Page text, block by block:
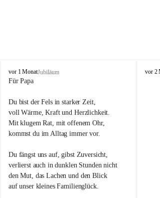
O
s
i
vor 1 MonatJubiläum
Für Papa
Du bist der Fels in starker Zeit,
voll Wärme, Kraft und Herzlichkeit.
Mit klugem Rat, mit offenem Ohr,
kommst du im Alltag immer vor.
Du fängst uns auf, gibst Zuversicht,
verlierst auch in dunklen Stunden nicht
den Mut, das Lachen und den Blick
auf unser kleines Familienglück.
O
vor 2